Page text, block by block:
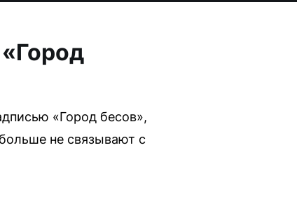
«Город бесов»,
не связывают с